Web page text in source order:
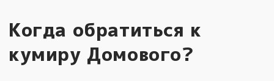
Когда обратиться к
кумиру Домового?